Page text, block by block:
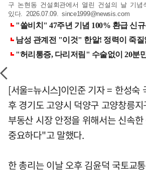
구 논현동 건설회관에서 열린 건설의 날 기념
있다. 2026.07.09.since1999@newsis.com
[서울=뉴시스]이인준 기자 = 한성숙
후 경기도 고양시 덕양구 고양창릉
부동산 시장 안정을 위해서는 신속
중요하다"고 말했다.
한 총리는 이날 오후 김윤덕 국토교